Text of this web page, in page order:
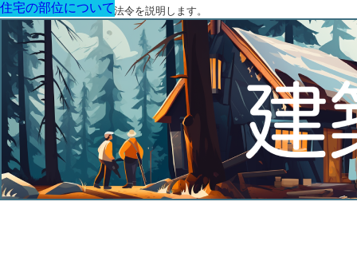
建築に関する用語と関連法令を説明します。
住宅の部位について
住宅の部位について
住宅の部位について
住宅の部位について
住宅の部位について
住宅の部位について
住宅の部位について